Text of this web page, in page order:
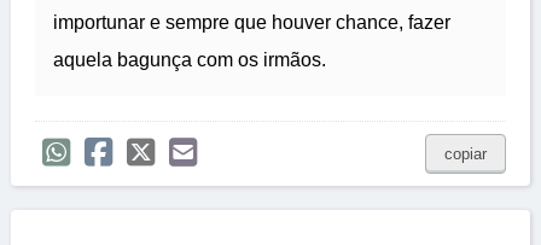
importunar e sempre que houver chance, fazer
aquela bagunça com os irmãos.
copiar